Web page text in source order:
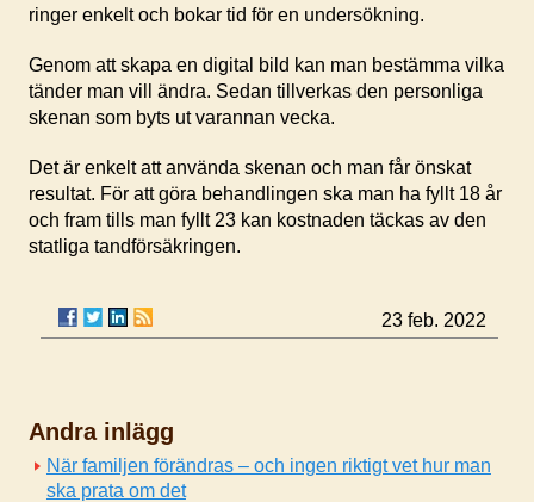
ringer enkelt och bokar tid för en undersökning.
Genom att skapa en digital bild kan man bestämma vilka
tänder man vill ändra. Sedan tillverkas den personliga
skenan som byts ut varannan vecka.
Det är enkelt att använda skenan och man får önskat
resultat. För att göra behandlingen ska man ha fyllt 18 år
och fram tills man fyllt 23 kan kostnaden täckas av den
statliga tandförsäkringen.
23 feb. 2022
Andra inlägg
När familjen förändras – och ingen riktigt vet hur man
ska prata om det